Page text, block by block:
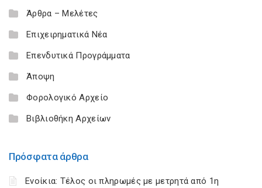
Άρθρα – Μελέτες
Επιχειρηματικά Νέα
Επενδυτικά Προγράμματα
Άποψη
Φορολογικό Αρχείο
Βιβλιοθήκη Αρχείων
Πρόσφατα άρθρα
Ενοίκια: Τέλος οι πληρωμές με μετρητά από 1η